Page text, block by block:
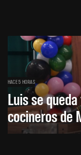
HACE 5 HORAS
Luis se
cocineros de